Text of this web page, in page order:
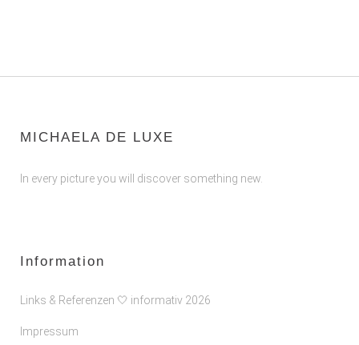
MICHAELA DE LUXE
In every picture you will discover something new.
Information
Links & Referenzen 🤍 informativ 2026
Impressum